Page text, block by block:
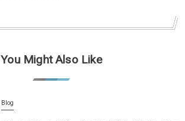
You Might Also Like
Blog